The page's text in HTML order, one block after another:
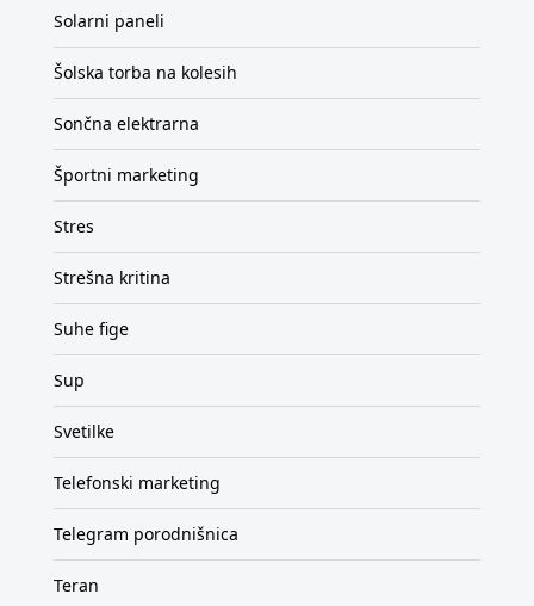
Solarni paneli
Šolska torba na kolesih
Sončna elektrarna
Športni marketing
Stres
Strešna kritina
Suhe fige
Sup
Svetilke
Telefonski marketing
Telegram porodnišnica
Teran